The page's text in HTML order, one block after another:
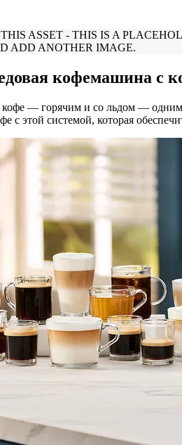
кофемашина с
кофе — горячим и со льдом —
с этой системой, которая